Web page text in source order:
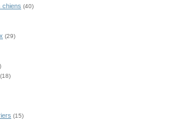
chiens (40)
(29)
(18)
(15)